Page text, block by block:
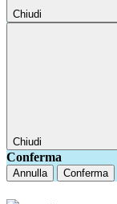
Chiudi
Chiudi
Conferma
Annulla Conferma